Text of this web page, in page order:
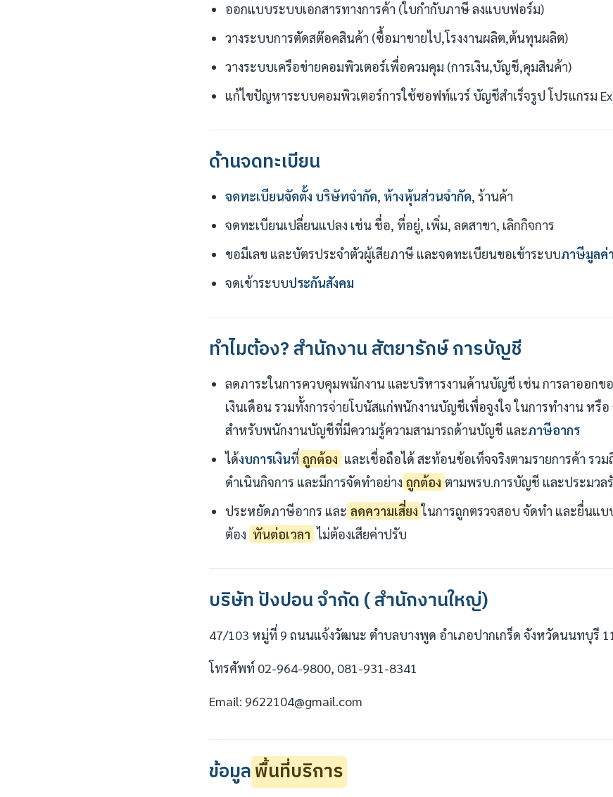
ออกแบบระบบเอกสารทางการค้า (ใบกำกับภาษี ลงแบบฟอร์ม)
วางระบบการตัดสต๊อคสินค้า (ซื้อมาขายไป,โรงงานผลิต,ต้นทุนผลิต)
วางระบบเครือข่ายคอมพิวเตอร์เพื่อควมคุม (การเงิน,บัญชี,คุมสินค้า)
แก้ไขปัญหาระบบคอมพิวเตอร์การใช้ซอฟท์แวร์ บัญชีสำเร็จรูป โปรแกรม
ด้านจดทะเบียน
จดทะเบียนจัดตั้ง บริษัทจำกัด, ห้างหุ้นส่วนจำกัด, ร้านค้า
จดทะเบียนเปลี่ยนแปลง เช่น ชื่อ, ที่อยู่, เพิ่ม, ลดสาขา, เลิกกิจการ
ขอมีเลข และบัตรประจำตัวผู้เสียภาษี และจดทะเบียนขอเข้าระบบภาษีมูลค่
จดเข้าระบบประกันสังคม
ทำไมต้อง? สำนักงาน สัตยารักษ์ การบัญชี
ลดภาระในการควบคุมพนักงาน และบริหารงานด้านบัญชี เช่น การลาออก
เงินเดือน รวมทั้งการจ่ายโบนัสแก่พนักงานบัญชีเพื่อจูงใจ ในการทำงาน หรือ
สำหรับพนักงานบัญชีที่มีความรู้ความสามารถด้านบัญชี และภาษีอากร
ได้งบการเงินที่ ถูกต้อง และเชื่อถือได้ สะท้อนข้อเท็จจริงตามรายการค้า รว
ดำเนินกิจการ และมีการจัดทำอย่าง ถูกต้อง ตามพรบ.การบัญชี และประมวล
ประหยัดภาษีอากร และ ลดความเสี่ยง ในการถูกตรวจสอบ จัดทำ และยื่นแบ
ต้อง ทันต่อเวลา ไม่ต้องเสียค่าปรับ
บริษัท ปังปอน จำกัด ( สำนักงานใหญ่)
47/103 หมู่ที่ 9 ถนนแจ้งวัฒนะ ตำบลบางพูด อำเภอปากเกร็ด จังหวัดนนทบุรี
โทรศัพท์ 02-964-9800, 081-931-8341
Email: 9622104@gmail.com
ข้อมูลพื้นที่บริการ